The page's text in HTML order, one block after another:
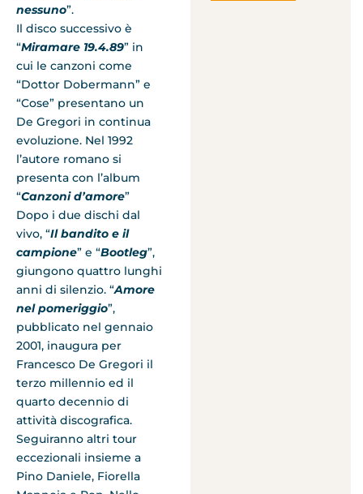
nessuno”.
Il disco successivo è
“Miramare 19.4.89” in
cui le canzoni come
“Dottor Dobermann” e
“Cose” presentano un
De Gregori in continua
evoluzione. Nel 1992
l’autore romano si
presenta con l’album
“Canzoni d’amore”
Dopo i due dischi dal
vivo, “Il bandito e il
campione” e “Bootleg”,
giungono quattro lunghi
anni di silenzio. “Amore
nel pomeriggio”,
pubblicato nel gennaio
2001, inaugura per
Francesco De Gregori il
terzo millennio ed il
quarto decennio di
attività discografica.
Seguiranno altri tour
eccezionali insieme a
Pino Daniele, Fiorella